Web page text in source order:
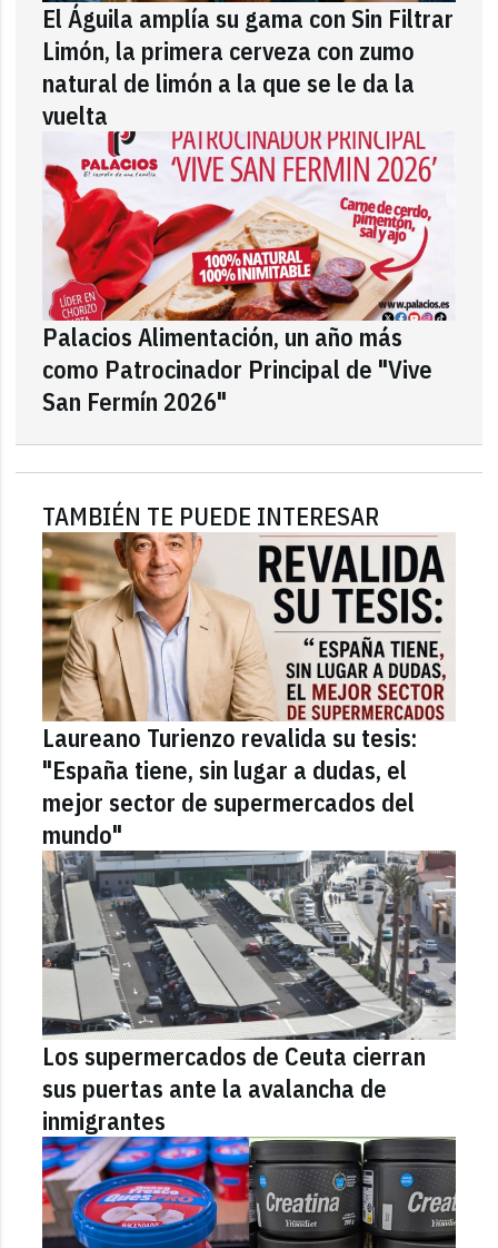
El Águila amplía su gama con Sin Filtrar
Limón, la primera cerveza con zumo
natural de limón a la que se le da la
vuelta
Palacios Alimentación, un año más
como Patrocinador Principal de "Vive
San Fermín 2026"
TAMBIÉN TE PUEDE INTERESAR
Laureano Turienzo revalida su tesis:
"España tiene, sin lugar a dudas, el
mejor sector de supermercados del
mundo"
Los supermercados de Ceuta cierran
sus puertas ante la avalancha de
inmigrantes